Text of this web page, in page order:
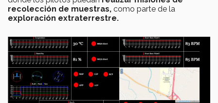
recolección de muestras, como parte de la
exploración extraterrestre.